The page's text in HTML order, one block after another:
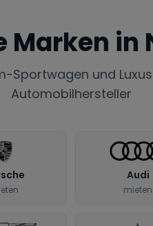
Marken in
Sportwagen und
Automobilhersteller
Audi
mieten